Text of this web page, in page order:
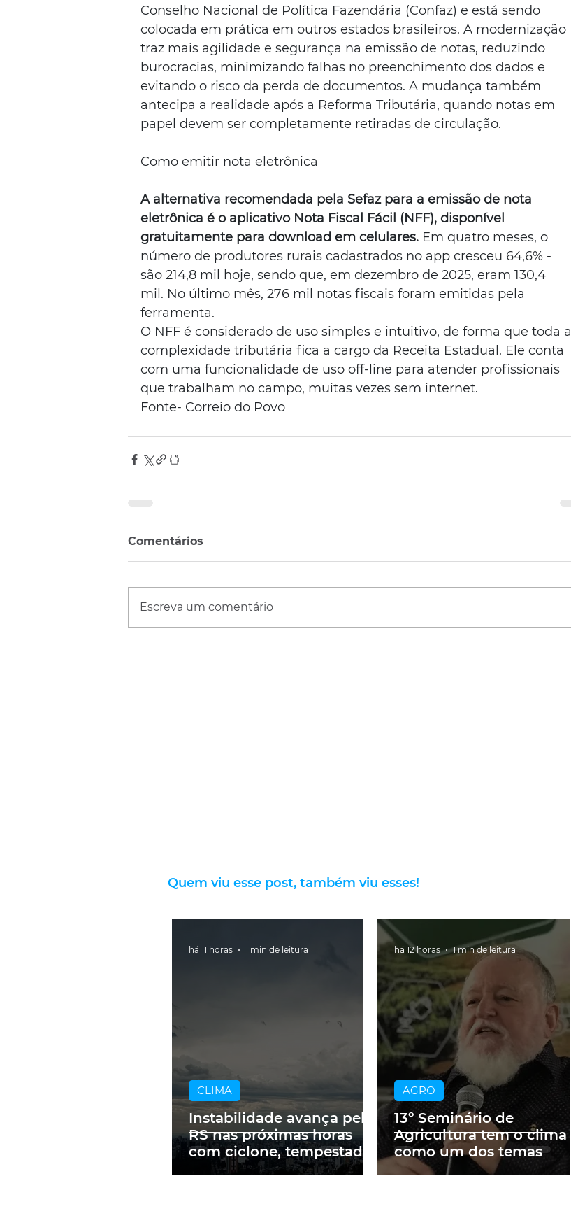
Conselho Nacional de Política Fazendária (Confaz) e está sendo
colocada em prática em outros estados brasileiros. A modernização
traz mais agilidade e segurança na emissão de notas, reduzindo
burocracias, minimizando falhas no preenchimento dos dados e
evitando o risco da perda de documentos. A mudança também
antecipa a realidade após a Reforma Tributária, quando notas em
papel devem ser completamente retiradas de circulação.
Como emitir nota eletrônica
A alternativa recomendada pela Sefaz para a emissão de nota
eletrônica é o aplicativo Nota Fiscal Fácil (NFF), disponível
gratuitamente para download em celulares. Em quatro meses, o
número de produtores rurais cadastrados no app cresceu 64,6% -
são 214,8 mil hoje, sendo que, em dezembro de 2025, eram 130,4
mil. No último mês, 276 mil notas fiscais foram emitidas pela
ferramenta.
O NFF é considerado de uso simples e intuitivo, de forma que toda a
complexidade tributária fica a cargo da Receita Estadual. Ele conta
com uma funcionalidade de uso off-line para atender profissionais
que trabalham no campo, muitas vezes sem internet.
Fonte- Correio do Povo
Comentários
Escreva um comentário
Quem viu esse post, também viu esses!
Instabilidade avança pelo
RS nas próximas horas
com ciclone, tempestades
e vendavais
CLIMA
há 11 horas 1 min de leitura
13º Seminário de
Agricultura tem o clima
como um dos temas
AGRO
há 12 horas 1 min de leitura